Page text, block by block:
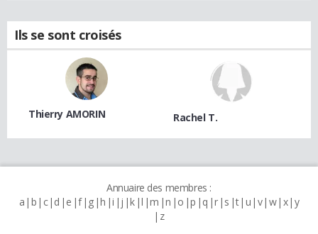
Ils se sont croisés
Thierry AMORIN Rachel T.
Annuaire des membres :
a b c d e f g h i j k l m n o p q r s t u v w x y
z